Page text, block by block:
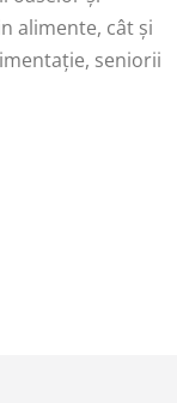
alimente, cât și
seniorii